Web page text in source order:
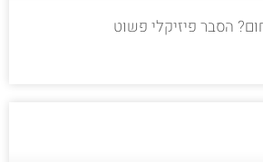
הסבר פיזיקלי פשוט